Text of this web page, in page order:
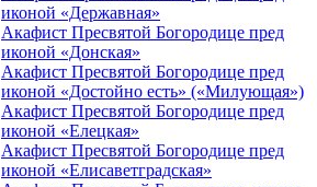
иконой «Державная»
Акафист Пресвятой Богородице пред
иконой «Донская»
Акафист Пресвятой Богородице пред
иконой «Достойно есть» («Милующая»)
Акафист Пресвятой Богородице пред
иконой «Елецкая»
Акафист Пресвятой Богородице пред
иконой «Елисаветградская»